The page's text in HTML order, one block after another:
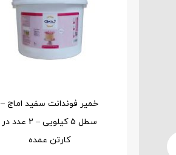
خمیر فوندانت سفید اماج –
بسته ۱ کیلویی – 12 عدد در
کارتن عمده